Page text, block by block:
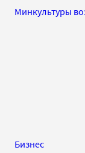
Минкультуры
Бизнес